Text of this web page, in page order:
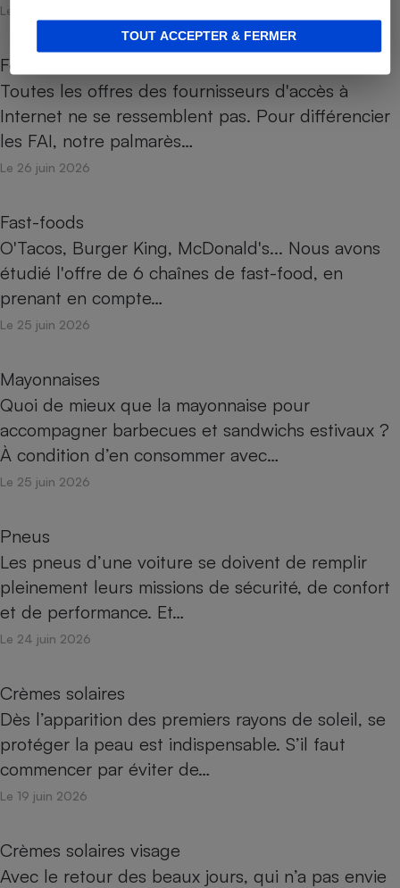
TOUT ACCEPTER & FERMER
Le 26 juin 2026
Fournisseurs d’accès à Internet
Toutes les offres des fournisseurs d'accès à
Internet ne se ressemblent pas. Pour différencier
les FAI, notre palmarès…
Le 26 juin 2026
Fast-foods
O'Tacos, Burger King, McDonald's... Nous avons
étudié l'offre de 6 chaînes de fast-food, en
prenant en compte…
Le 25 juin 2026
Mayonnaises
Quoi de mieux que la mayonnaise pour
accompagner barbecues et sandwichs estivaux ?
À condition d’en consommer avec…
Le 25 juin 2026
Pneus
Les pneus d’une voiture se doivent de remplir
pleinement leurs missions de sécurité, de confort
et de performance. Et…
Le 24 juin 2026
Crèmes solaires
Dès l’apparition des premiers rayons de soleil, se
protéger la peau est indispensable. S’il faut
commencer par éviter de…
Le 19 juin 2026
Crèmes solaires visage
Avec le retour des beaux jours, qui n’a pas envie